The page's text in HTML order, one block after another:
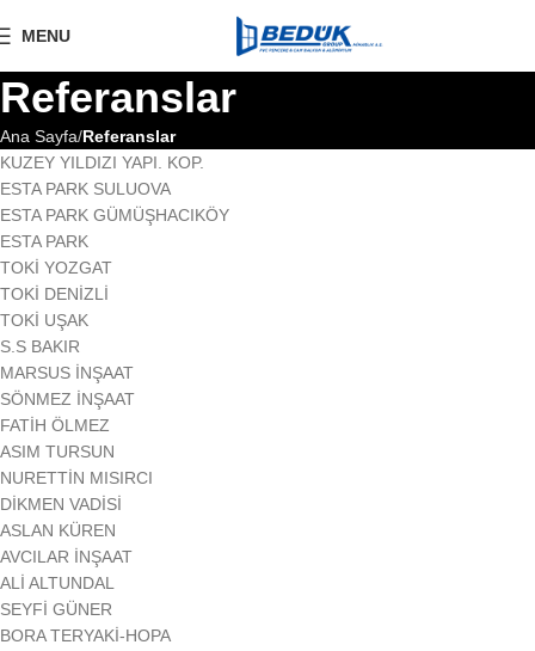
MENU
Referanslar
Ana Sayfa Referanslar
KUZEY YILDIZI YAPI. KOP.
ESTA PARK SULUOVA
ESTA PARK GÜMÜŞHACIKÖY
ESTA PARK
TOKİ YOZGAT
TOKİ DENİZLİ
TOKİ UŞAK
S.S BAKIR
MARSUS İNŞAAT
SÖNMEZ İNŞAAT
FATİH ÖLMEZ
ASIM TURSUN
NURETTİN MISIRCI
DİKMEN VADİSİ
ASLAN KÜREN
AVCILAR İNŞAAT
ALİ ALTUNDAL
SEYFİ GÜNER
BORA TERYAKİ-HOPA